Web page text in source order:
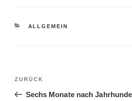
KATEGORIEN
ALLGEMEIN
Beitragsnavigation
Vorheriger
Beitrag
ZURÜCK
Sechs Monate nach